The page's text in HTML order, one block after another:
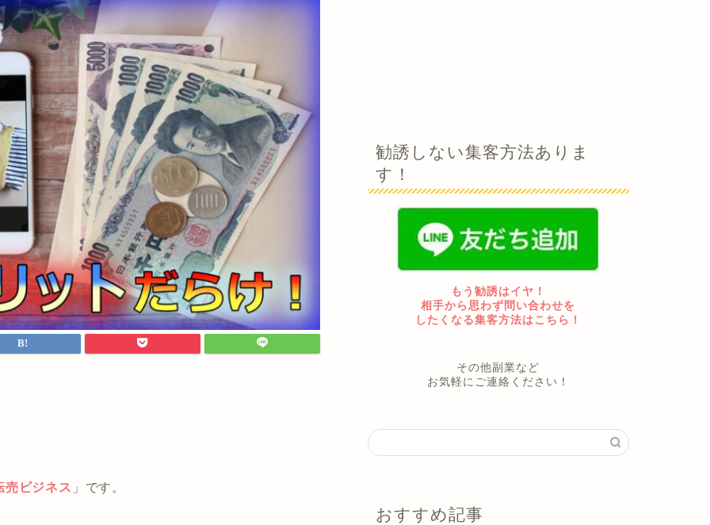
売ビジネス 」です。
勧誘しない集客方法ありま
す！
もう勧誘はイヤ！
相手から思わず問い合わせを
したくなる集客方法はこちら！
その他副業など
お気軽にご連絡ください！
おすすめ記事